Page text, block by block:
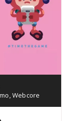
,Webcore